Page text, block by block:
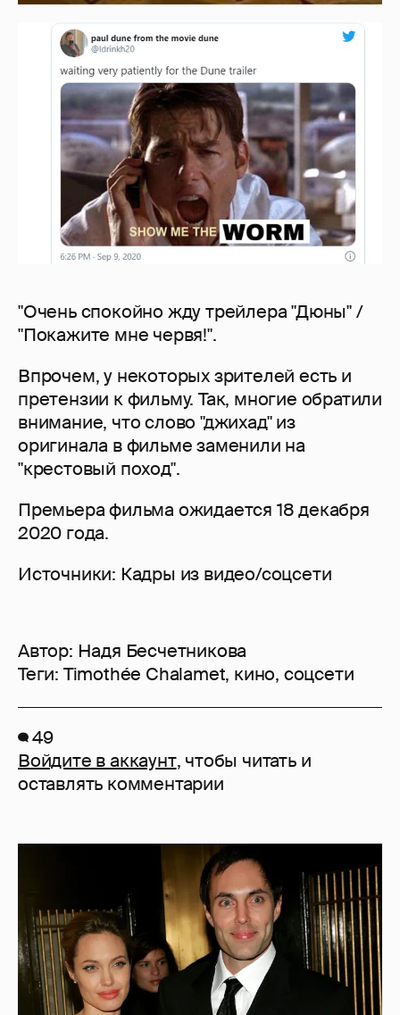
"Очень спокойно жду трейлера "Дюны" /
"Покажите мне червя!".
Впрочем, у некоторых зрителей есть и
претензии к фильму. Так, многие обратили
внимание, что слово "джихад" из
оригинала в фильме заменили на
"крестовый поход".
Премьера фильма ожидается 18 декабря
2020 года.
Источники: Кадры из видео/соцсети
Автор: Надя Бесчетникова
Теги: Timothée Chalamet, кино, соцсети
49
Войдите в аккаунт, чтобы читать и
оставлять комментарии